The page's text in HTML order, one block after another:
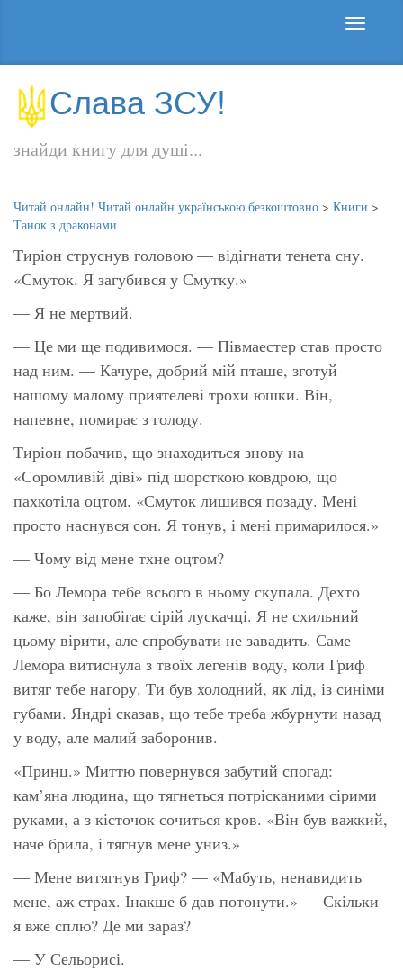
Слава ЗСУ!
знайди книгу для душі...
Читай онлайн! Читай онлайн українською безкоштовно > Книги >
Танок з драконами
Тиріон струснув головою — відігнати тенета сну.
«Смуток. Я загубився у Смутку.»
— Я не мертвий.
— Це ми ще подивимося. — Півмаестер став просто
над ним. — Качуре, добрий мій пташе, зготуй
нашому малому приятелеві трохи юшки. Він,
напевне, помирає з голоду.
Тиріон побачив, що знаходиться знову на
«Соромливій діві» під шорсткою ковдрою, що
пахкотіла оцтом. «Смуток лишився позаду. Мені
просто наснувся сон. Я тонув, і мені примарилося.»
— Чому від мене тхне оцтом?
— Бо Лемора тебе всього в ньому скупала. Дехто
каже, він запобігає сірій лускачці. Я не схильний
цьому вірити, але спробувати не завадить. Саме
Лемора витиснула з твоїх легенів воду, коли Гриф
витяг тебе нагору. Ти був холодний, як лід, із синіми
губами. Яндрі сказав, що тебе треба жбурнути назад
у воду, але малий заборонив.
«Принц.» Миттю повернувся забутий спогад:
кам’яна людина, що тягнеться потрісканими сірими
руками, а з кісточок сочиться кров. «Він був важкий,
наче брила, і тягнув мене униз.»
— Мене витягнув Гриф? — «Мабуть, ненавидить
мене, аж страх. Інакше б дав потонути.» — Скільки
я вже сплю? Де ми зараз?
— У Сельорисі.